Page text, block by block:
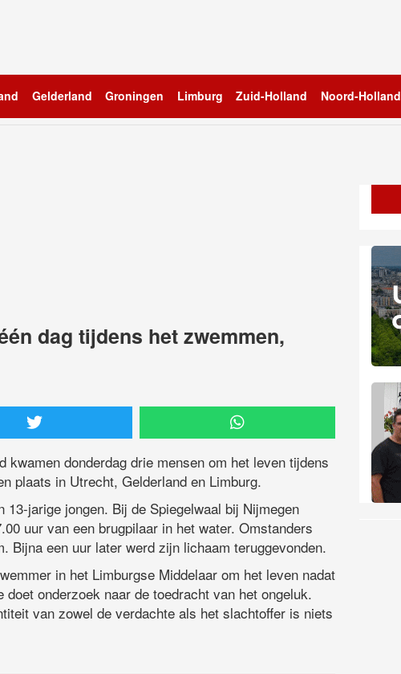
Gelderland Groningen Limburg Zuid-Holland Noord-Holland
dag tijdens het zwemmen,
kwamen donderdag drie mensen om het leven tijdens
plaats in Utrecht, Gelderland en Limburg.
jarige jongen. Bij de Spiegelwaal bij Nijmegen
uur van een brugpilaar in het water. Omstanders
Bijna een uur later werd zijn lichaam teruggevonden.
in het Limburgse Middelaar om het leven nadat
onderzoek naar de toedracht van het ongeluk.
van zowel de verdachte als het slachtoffer is niets